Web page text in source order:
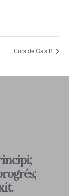
Curs de Gas B